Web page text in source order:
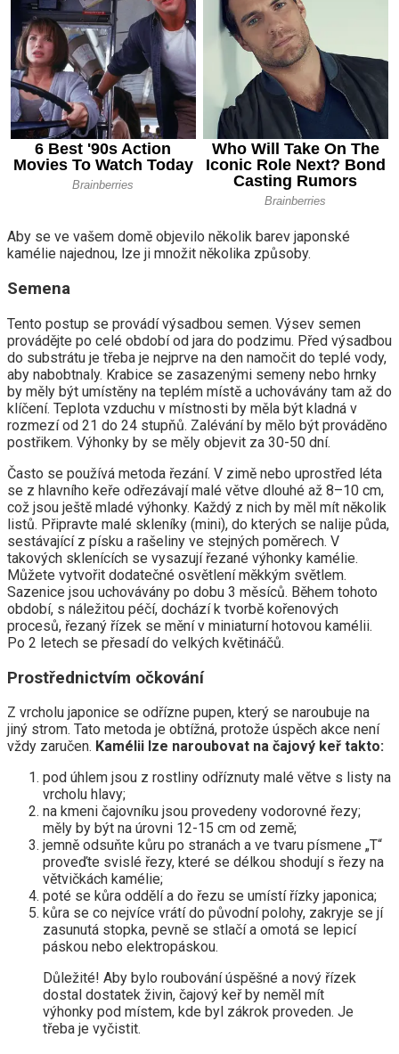
Aby se ve vašem domě objevilo několik barev japonské
kamélie najednou, lze ji množit několika způsoby.
Semena
Tento postup se provádí výsadbou semen. Výsev semen
provádějte po celé období od jara do podzimu. Před výsadbou
do substrátu je třeba je nejprve na den namočit do teplé vody,
aby nabobtnaly. Krabice se zasazenými semeny nebo hrnky
by měly být umístěny na teplém místě a uchovávány tam až do
klíčení. Teplota vzduchu v místnosti by měla být kladná v
rozmezí od 21 do 24 stupňů. Zalévání by mělo být prováděno
postřikem. Výhonky by se měly objevit za 30-50 dní.
Často se používá metoda řezání. V zimě nebo uprostřed léta
se z hlavního keře odřezávají malé větve dlouhé až 8–10 cm,
což jsou ještě mladé výhonky. Každý z nich by měl mít několik
listů. Připravte malé skleníky (mini), do kterých se nalije půda,
sestávající z písku a rašeliny ve stejných poměrech. V
takových sklenících se vysazují řezané výhonky kamélie.
Můžete vytvořit dodatečné osvětlení měkkým světlem.
Sazenice jsou uchovávány po dobu 3 měsíců. Během tohoto
období, s náležitou péčí, dochází k tvorbě kořenových
procesů, řezaný řízek se mění v miniaturní hotovou kamélii.
Po 2 letech se přesadí do velkých květináčů.
Prostřednictvím očkování
Z vrcholu japonice se odřízne pupen, který se naroubuje na
jiný strom. Tato metoda je obtížná, protože úspěch akce není
vždy zaručen. Kamélii lze naroubovat na čajový keř takto:
pod úhlem jsou z rostliny odříznuty malé větve s listy na
vrcholu hlavy;
na kmeni čajovníku jsou provedeny vodorovné řezy;
měly by být na úrovni 12-15 cm od země;
jemně odsuňte kůru po stranách a ve tvaru písmene „T“
proveďte svislé řezy, které se délkou shodují s řezy na
větvičkách kamélie;
poté se kůra oddělí a do řezu se umístí řízky japonica;
kůra se co nejvíce vrátí do původní polohy, zakryje se jí
zasunutá stopka, pevně se stlačí a omotá se lepicí
páskou nebo elektropáskou.
Důležité! Aby bylo roubování úspěšné a nový řízek
dostal dostatek živin, čajový keř by neměl mít
výhonky pod místem, kde byl zákrok proveden. Je
třeba je vyčistit.